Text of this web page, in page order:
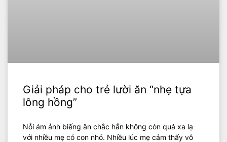
Giải pháp cho trẻ lười ăn “nhẹ tựa
lông hồng”
Nỗi ám ảnh biếng ăn chắc hẳn không còn quá xa lạ
với nhiều mẹ có con nhỏ. Nhiều lúc mẹ cảm thấy vô